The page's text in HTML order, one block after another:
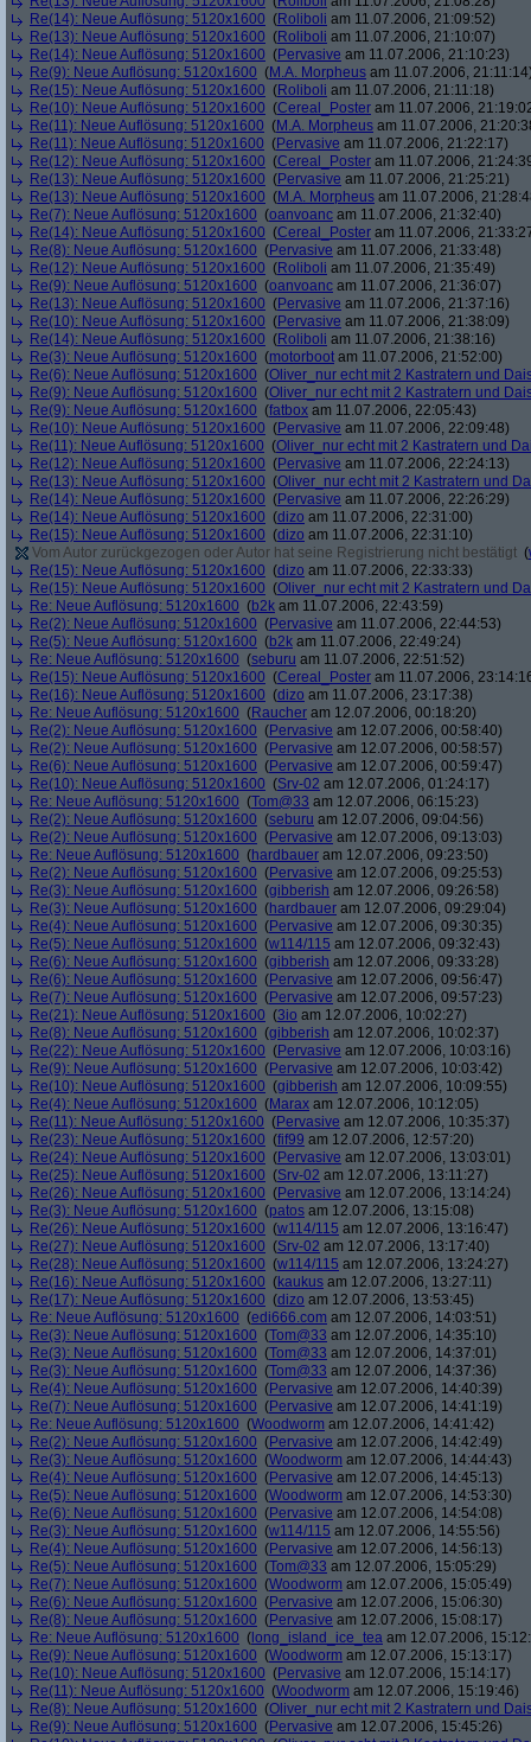
Re(14): Neue Auflösung: 5120x1600 (Roliboli am 11.07.2006, 21:09:52)
Re(13): Neue Auflösung: 5120x1600 (Roliboli am 11.07.2006, 21:10:07)
Re(14): Neue Auflösung: 5120x1600 (Pervasive am 11.07.2006, 21:10:23)
Re(9): Neue Auflösung: 5120x1600 (M.A. Morpheus am 11.07.2006,
Re(15): Neue Auflösung: 5120x1600 (Roliboli am 11.07.2006, 21:11:18)
Re(10): Neue Auflösung: 5120x1600 (Cereal_Poster am 11.07.2006,
Re(11): Neue Auflösung: 5120x1600 (M.A. Morpheus am 11.07.2006,
Re(11): Neue Auflösung: 5120x1600 (Pervasive am 11.07.2006, 21:22:17)
Re(12): Neue Auflösung: 5120x1600 (Cereal_Poster am 11.07.2006,
Re(13): Neue Auflösung: 5120x1600 (Pervasive am 11.07.2006, 21:25:21)
Re(13): Neue Auflösung: 5120x1600 (M.A. Morpheus am 11.07.2006,
Re(7): Neue Auflösung: 5120x1600 (oanvoanc am 11.07.2006, 21:32:40)
Re(14): Neue Auflösung: 5120x1600 (Cereal_Poster am 11.07.2006,
Re(8): Neue Auflösung: 5120x1600 (Pervasive am 11.07.2006, 21:33:48)
Re(12): Neue Auflösung: 5120x1600 (Roliboli am 11.07.2006, 21:35:49)
Re(9): Neue Auflösung: 5120x1600 (oanvoanc am 11.07.2006, 21:36:07)
Re(13): Neue Auflösung: 5120x1600 (Pervasive am 11.07.2006, 21:37:16)
Re(10): Neue Auflösung: 5120x1600 (Pervasive am 11.07.2006, 21:38:09)
Re(14): Neue Auflösung: 5120x1600 (Roliboli am 11.07.2006, 21:38:16)
Re(3): Neue Auflösung: 5120x1600 (motorboot am 11.07.2006, 21:52:00)
Re(6): Neue Auflösung: 5120x1600 (Oliver_nur echt mit 2 Kastratern und
Re(9): Neue Auflösung: 5120x1600 (Oliver_nur echt mit 2 Kastratern und
Re(9): Neue Auflösung: 5120x1600 (fatbox am 11.07.2006, 22:05:43)
Re(10): Neue Auflösung: 5120x1600 (Pervasive am 11.07.2006, 22:09:48)
Re(11): Neue Auflösung: 5120x1600 (Oliver_nur echt mit 2 Kastratern und
Re(12): Neue Auflösung: 5120x1600 (Pervasive am 11.07.2006, 22:24:13)
Re(13): Neue Auflösung: 5120x1600 (Oliver_nur echt mit 2 Kastratern und
Re(14): Neue Auflösung: 5120x1600 (Pervasive am 11.07.2006, 22:26:29)
Re(14): Neue Auflösung: 5120x1600 (dizo am 11.07.2006, 22:31:00)
Re(15): Neue Auflösung: 5120x1600 (dizo am 11.07.2006, 22:31:10)
Vom Autor zurückgezogen oder Autor hat seine Registrierung nicht bestätigt (
Re(15): Neue Auflösung: 5120x1600 (dizo am 11.07.2006, 22:33:33)
Re(15): Neue Auflösung: 5120x1600 (Oliver_nur echt mit 2 Kastratern und
Re: Neue Auflösung: 5120x1600 (b2k am 11.07.2006, 22:43:59)
Re(2): Neue Auflösung: 5120x1600 (Pervasive am 11.07.2006, 22:44:53)
Re(5): Neue Auflösung: 5120x1600 (b2k am 11.07.2006, 22:49:24)
Re: Neue Auflösung: 5120x1600 (seburu am 11.07.2006, 22:51:52)
Re(15): Neue Auflösung: 5120x1600 (Cereal_Poster am 11.07.2006,
Re(16): Neue Auflösung: 5120x1600 (dizo am 11.07.2006, 23:17:38)
Re: Neue Auflösung: 5120x1600 (Raucher am 12.07.2006, 00:18:20)
Re(2): Neue Auflösung: 5120x1600 (Pervasive am 12.07.2006, 00:58:40)
Re(2): Neue Auflösung: 5120x1600 (Pervasive am 12.07.2006, 00:58:57)
Re(6): Neue Auflösung: 5120x1600 (Pervasive am 12.07.2006, 00:59:47)
Re(10): Neue Auflösung: 5120x1600 (Srv-02 am 12.07.2006, 01:24:17)
Re: Neue Auflösung: 5120x1600 (Tom@33 am 12.07.2006, 06:15:23)
Re(2): Neue Auflösung: 5120x1600 (seburu am 12.07.2006, 09:04:56)
Re(2): Neue Auflösung: 5120x1600 (Pervasive am 12.07.2006, 09:13:03)
Re: Neue Auflösung: 5120x1600 (hardbauer am 12.07.2006, 09:23:50)
Re(2): Neue Auflösung: 5120x1600 (Pervasive am 12.07.2006, 09:25:53)
Re(3): Neue Auflösung: 5120x1600 (gibberish am 12.07.2006, 09:26:58)
Re(3): Neue Auflösung: 5120x1600 (hardbauer am 12.07.2006, 09:29:04)
Re(4): Neue Auflösung: 5120x1600 (Pervasive am 12.07.2006, 09:30:35)
Re(5): Neue Auflösung: 5120x1600 (w114/115 am 12.07.2006, 09:32:43)
Re(6): Neue Auflösung: 5120x1600 (gibberish am 12.07.2006, 09:33:28)
Re(6): Neue Auflösung: 5120x1600 (Pervasive am 12.07.2006, 09:56:47)
Re(7): Neue Auflösung: 5120x1600 (Pervasive am 12.07.2006, 09:57:23)
Re(21): Neue Auflösung: 5120x1600 (3io am 12.07.2006, 10:02:27)
Re(8): Neue Auflösung: 5120x1600 (gibberish am 12.07.2006, 10:02:37)
Re(22): Neue Auflösung: 5120x1600 (Pervasive am 12.07.2006, 10:03:16)
Re(9): Neue Auflösung: 5120x1600 (Pervasive am 12.07.2006, 10:03:42)
Re(10): Neue Auflösung: 5120x1600 (gibberish am 12.07.2006, 10:09:55)
Re(4): Neue Auflösung: 5120x1600 (Marax am 12.07.2006, 10:12:05)
Re(11): Neue Auflösung: 5120x1600 (Pervasive am 12.07.2006, 10:35:37)
Re(23): Neue Auflösung: 5120x1600 (fif99 am 12.07.2006, 12:57:20)
Re(24): Neue Auflösung: 5120x1600 (Pervasive am 12.07.2006, 13:03:01)
Re(25): Neue Auflösung: 5120x1600 (Srv-02 am 12.07.2006, 13:11:27)
Re(26): Neue Auflösung: 5120x1600 (Pervasive am 12.07.2006, 13:14:24)
Re(3): Neue Auflösung: 5120x1600 (patos am 12.07.2006, 13:15:08)
Re(26): Neue Auflösung: 5120x1600 (w114/115 am 12.07.2006, 13:16:47)
Re(27): Neue Auflösung: 5120x1600 (Srv-02 am 12.07.2006, 13:17:40)
Re(28): Neue Auflösung: 5120x1600 (w114/115 am 12.07.2006, 13:24:27)
Re(16): Neue Auflösung: 5120x1600 (kaukus am 12.07.2006, 13:27:11)
Re(17): Neue Auflösung: 5120x1600 (dizo am 12.07.2006, 13:53:45)
Re: Neue Auflösung: 5120x1600 (edi666.com am 12.07.2006, 14:03:51)
Re(3): Neue Auflösung: 5120x1600 (Tom@33 am 12.07.2006, 14:35:10)
Re(3): Neue Auflösung: 5120x1600 (Tom@33 am 12.07.2006, 14:37:01)
Re(3): Neue Auflösung: 5120x1600 (Tom@33 am 12.07.2006, 14:37:36)
Re(4): Neue Auflösung: 5120x1600 (Pervasive am 12.07.2006, 14:40:39)
Re(7): Neue Auflösung: 5120x1600 (Pervasive am 12.07.2006, 14:41:19)
Re: Neue Auflösung: 5120x1600 (Woodworm am 12.07.2006, 14:41:42)
Re(2): Neue Auflösung: 5120x1600 (Pervasive am 12.07.2006, 14:42:49)
Re(3): Neue Auflösung: 5120x1600 (Woodworm am 12.07.2006, 14:44:43)
Re(4): Neue Auflösung: 5120x1600 (Pervasive am 12.07.2006, 14:45:13)
Re(5): Neue Auflösung: 5120x1600 (Woodworm am 12.07.2006, 14:53:30)
Re(6): Neue Auflösung: 5120x1600 (Pervasive am 12.07.2006, 14:54:08)
Re(3): Neue Auflösung: 5120x1600 (w114/115 am 12.07.2006, 14:55:56)
Re(4): Neue Auflösung: 5120x1600 (Pervasive am 12.07.2006, 14:56:13)
Re(5): Neue Auflösung: 5120x1600 (Tom@33 am 12.07.2006, 15:05:29)
Re(7): Neue Auflösung: 5120x1600 (Woodworm am 12.07.2006, 15:05:49)
Re(6): Neue Auflösung: 5120x1600 (Pervasive am 12.07.2006, 15:06:30)
Re(8): Neue Auflösung: 5120x1600 (Pervasive am 12.07.2006, 15:08:17)
Re: Neue Auflösung: 5120x1600 ( long_island_ice_tea am 12.07.2006,
Re(9): Neue Auflösung: 5120x1600 (Woodworm am 12.07.2006, 15:13:17)
Re(10): Neue Auflösung: 5120x1600 (Pervasive am 12.07.2006, 15:14:17)
Re(11): Neue Auflösung: 5120x1600 (Woodworm am 12.07.2006, 15:19:46)
Re(8): Neue Auflösung: 5120x1600 (Oliver_nur echt mit 2 Kastratern und
Re(9): Neue Auflösung: 5120x1600 (Pervasive am 12.07.2006, 15:45:26)